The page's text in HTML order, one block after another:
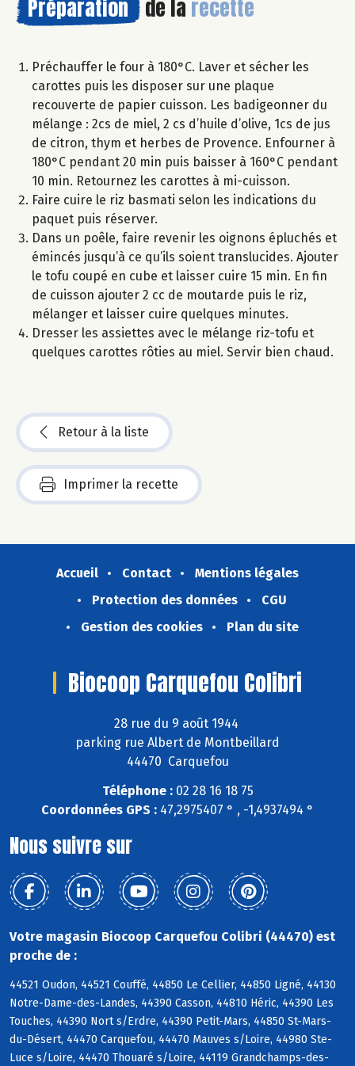
Préparation de la recette
Préchauffer le four à 180°C. Laver et sécher les
carottes puis les disposer sur une plaque
recouverte de papier cuisson. Les badigeonner du
mélange : 2cs de miel, 2 cs d’huile d’olive, 1cs de jus
de citron, thym et herbes de Provence. Enfourner à
180°C pendant 20 min puis baisser à 160°C pendant
10 min. Retournez les carottes à mi-cuisson.
Faire cuire le riz basmati selon les indications du
paquet puis réserver.
Dans un poêle, faire revenir les oignons épluchés et
émincés jusqu’à ce qu’ils soient translucides. Ajouter
le tofu coupé en cube et laisser cuire 15 min. En fin
de cuisson ajouter 2 cc de moutarde puis le riz,
mélanger et laisser cuire quelques minutes.
Dresser les assiettes avec le mélange riz-tofu et
quelques carottes rôties au miel. Servir bien chaud.
Retour à la liste
Imprimer la recette
Accueil Contact
Mentions légales
Protection des données
CGU
Gestion des cookies
Plan du site
Biocoop Carquefou Colibri
28 rue du 9 août 1944
parking rue Albert de Montbeillard
44470 Carquefou
Téléphone :02 28 16 18 75
Coordonnées GPS : 47,2975407 ° , -1,4937494 °
Nous suivre sur
Votre magasin Biocoop Carquefou Colibri (44470) est
proche de :
44521 Oudon, 44521 Couffé, 44850 Le Cellier, 44850 Ligné, 44130
Notre-Dame-des-Landes, 44390 Casson, 44810 Héric, 44390 Les
Touches, 44390 Nort s/Erdre, 44390 Petit-Mars, 44850 St-Mars-
du-Désert, 44470 Carquefou, 44470 Mauves s/Loire, 44980 Ste-
Luce s/Loire, 44470 Thouaré s/Loire, 44119 Grandchamps-des-